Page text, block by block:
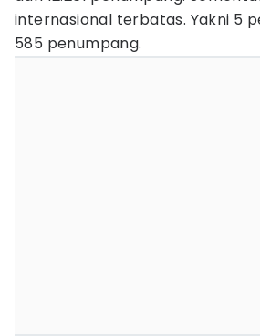
internasional terbatas. Yakni 5
585 penumpang.